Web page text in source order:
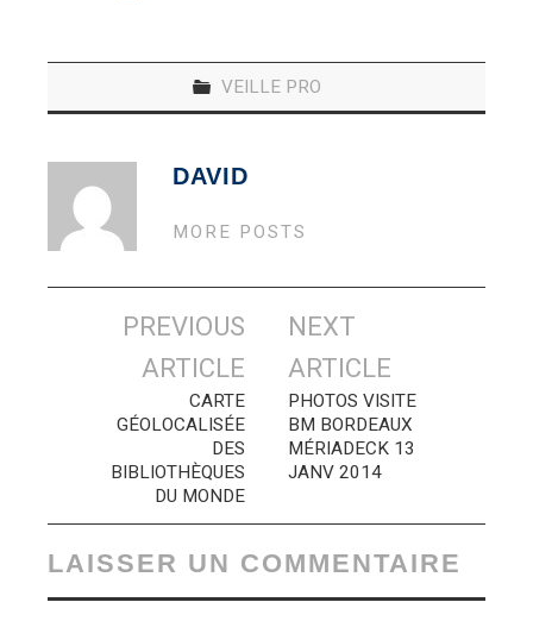
VEILLE PRO
DAVID
MORE POSTS
Navigation
PREVIOUS
ARTICLE
CARTE
GÉOLOCALISÉE
DES
BIBLIOTHÈQUES
DU MONDE
NEXT
ARTICLE
PHOTOS VISITE
BM BORDEAUX
MÉRIADECK 13
JANV 2014
LAISSER UN COMMENTAIRE